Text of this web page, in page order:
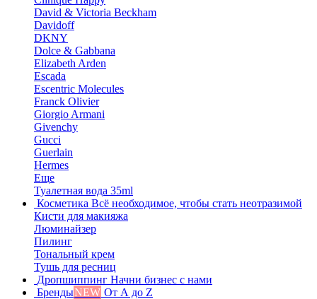
David & Victoria Beckham
Davidoff
DKNY
Dolce & Gabbana
Elizabeth Arden
Escada
Escentric Molecules
Franck Olivier
Giorgio Armani
Givenchy
Gucci
Guerlain
Hermes
Еще
Туалетная вода 35ml
Косметика Всё необходимое, чтобы стать неотразимой
Кисти для макияжа
Люминайзер
Пилинг
Тональный крем
Тушь для ресниц
Дропшиппинг Начни бизнес с нами
БрендыNEW От А до Z